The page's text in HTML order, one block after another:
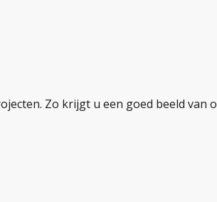
Zo krijgt u een goed beeld van